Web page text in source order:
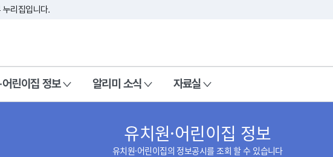
리집입니다.
어린이집 정보 알리미 소식 자료실
유치원·어린이집 정보
유치원·어린이집의 정보공시를 조회 할 수 있습니다